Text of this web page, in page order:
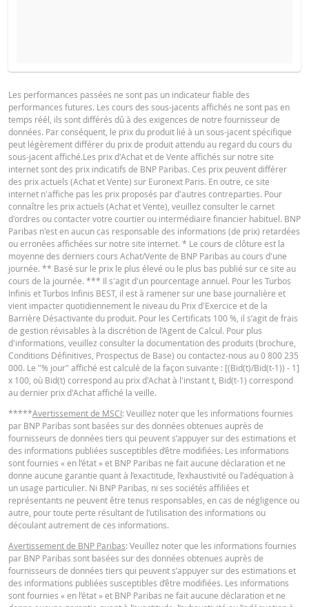
COURS DU SOUS-JACENT ATTENDU QUANTITÉ
PÉRIODE
1 Jour 1 Semaine 1 An
SITUATION
ACTUELLE
NOUVELLE
SITUATION
Cours de
référence
157,107 -
Niveau de
financement
105,7614 -
Barrière
désactivante
105,7614 -
Prime de
risque de gap
0,369 -
Levier 3,06
-
Valeur du
portefeuille
(EUR)
4,82 -
Turbos Infinis
Best (EUR)
4,82 -
Les prix indiqués dans le simulateur sont indicatifs et ne reflètent pas les
actuels ou futurs. Le simulateur suppose un pourcentage de coût de
financement constant alors que ce pourcentage peut en fait changer de
continue. Les rendements des produits dont le sous-jacent est coté dans une
devise différente peuvent être influencés par les effets du taux change. Le
PROSPECTUS DE BASE
Français (France)
FINAL TERMS
Français (France)
CONDITIONS DÉFINITIVES RÉSUMÉ
Français (France)
KEY INFORMATION DOCUMENTS
Key Information Document (FR)
QUOTES
Latest Product Quotes CSV
Les performances passées ne sont pas un indicateur fiable des
performances futures. Les cours des sous-jacents affichés ne sont pas en
temps réél, ils sont différés dû à des exigences de notre fournisseur de
données. Par conséquent, le prix du produit lié à un sous-jacent spécifique
peut légèrement différer du prix de produit attendu au regard du cours du
sous-jacent affiché.Les prix d'Achat et de Vente affichés sur notre site
internet sont des prix indicatifs de BNP Paribas. Ces prix peuvent différer
des prix actuels (Achat et Vente) sur Euronext Paris. En outre, ce site
internet n'affiche pas les prix proposés par d'autres contreparties. Pour
connaître les prix actuels (Achat et Vente), veuillez consulter le carnet
d'ordres ou contacter votre courtier ou intermédiaire financier habituel. BNP
Paribas n'est en aucun cas responsable des informations (de prix) retardées
ou erronées affichées sur notre site internet. * Le cours de clôture est la
moyenne des derniers cours Achat/Vente de BNP Paribas au cours d'une
journée. ** Basé sur le prix le plus élevé ou le plus bas publié sur ce site au
cours de la journée. *** Il s'agit d'un pourcentage annuel. Pour les Turbos
Infinis et Turbos Infinis BEST, il est à ramener sur une base journalière et
vient impacter quotidiennement le niveau du Prix d'Exercice et de la
Barrière Désactivante du produit. Pour les Certificats 100 %, il s’agit de frais
de gestion révisables à la discrétion de l’Agent de Calcul. Pour plus
d'informations, veuillez consulter la documentation des produits (brochure,
Conditions Définitives, Prospectus de Base) ou contactez-nous au 0 800 235
000. Le "% jour" affiché est calculé de la façon suivante : [(Bid(t)/Bid(t-1)) - 1]
x 100, où Bid(t) correspond au prix d'Achat à l'instant t, Bid(t-1) correspond
au dernier prix d'Achat affiché la veille.
*****Avertissement de MSCI: Veuillez noter que les informations fournies
par BNP Paribas sont basées sur des données obtenues auprès de
fournisseurs de données tiers qui peuvent s’appuyer sur des estimations et
des informations publiées susceptibles d’être modifiées. Les informations
sont fournies « en l’état » et BNP Paribas ne fait aucune déclaration et ne
donne aucune garantie quant à l’exactitude, l’exhaustivité ou l’adéquation à
un usage particulier. Ni BNP Paribas, ni ses sociétés affiliées et
représentants ne peuvent être tenus responsables, en cas de négligence ou
autre, pour toute perte résultant de l’utilisation des informations ou
découlant autrement de ces informations.
Avertissement de BNP Paribas: Veuillez noter que les informations fournies
par BNP Paribas sont basées sur des données obtenues auprès de
fournisseurs de données tiers qui peuvent s’appuyer sur des estimations et
des informations publiées susceptibles d’être modifiées. Les informations
sont fournies « en l’état » et BNP Paribas ne fait aucune déclaration et ne